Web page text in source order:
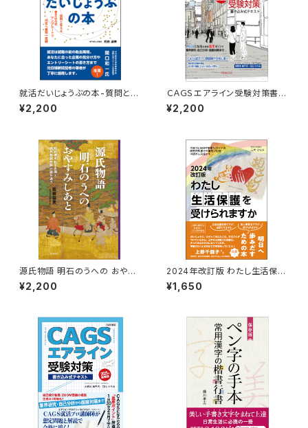
就活だいじょうぶの本-質問と答
え&書き込み式テンプレートで内
定へ最短一直線
¥2,200
ＣＡＧＳエアライン受験対策書き
込み式テキスト2027年就職版
¥2,200
源氏物語 明石のうへの おやす
みしあと-明石城主松平忠国と
源氏物語史跡の謎を追う
¥2,200
2024年改訂版 わたし生活保護
を受けられますかー全国10,00
0件申請サポートの特定行政書
¥1,650